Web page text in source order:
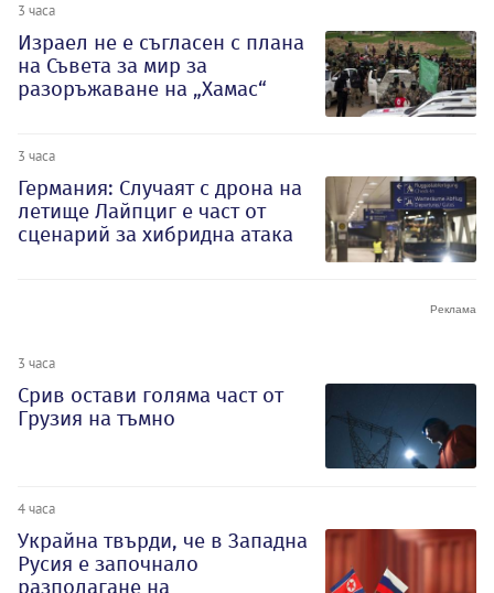
3 часа
Израел не е съгласен с плана
на Съвета за мир за
разоръжаване на „Хамас“
3 часа
Германия: Случаят с дрона на
летище Лайпциг е част от
сценарий за хибридна атака
3 часа
Срив остави голяма част от
Грузия на тъмно
4 часа
Украйна твърди, че в Западна
Русия е започнало
разполагане на